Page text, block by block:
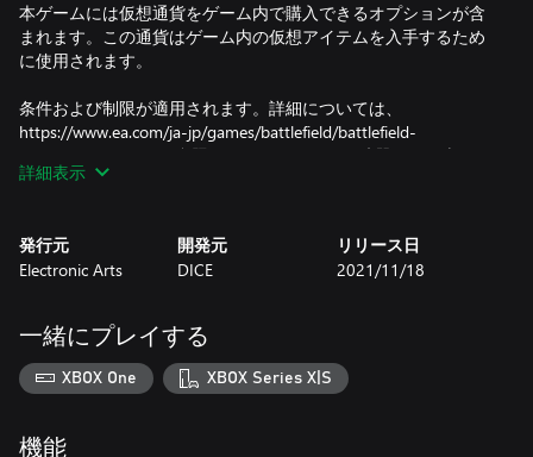
本ゲームには仮想通貨をゲーム内で購入できるオプションが含
まれます。この通貨はゲーム内の仮想アイテムを入手するため
に使用されます。
条件および制限が適用されます。詳細については、
https://www.ea.com/ja-jp/games/battlefield/battlefield-
2042/disclaimersをご参照ください。いかなる武器、軍用車両、
装備の製造者も、このゲームと提携、このゲームを後援、また
ルドコインはすべて有効期限切れとなり、残高から削除されま
す。
詳細表示
発行元
Electronic Arts
開発元
DICE
リリース日
2021/11/18
一緒にプレイする
XBOX One XBOX Series X|S
機能